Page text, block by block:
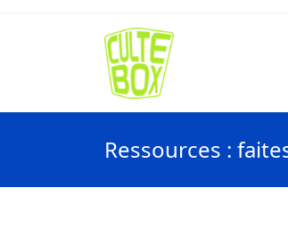
Ressources :